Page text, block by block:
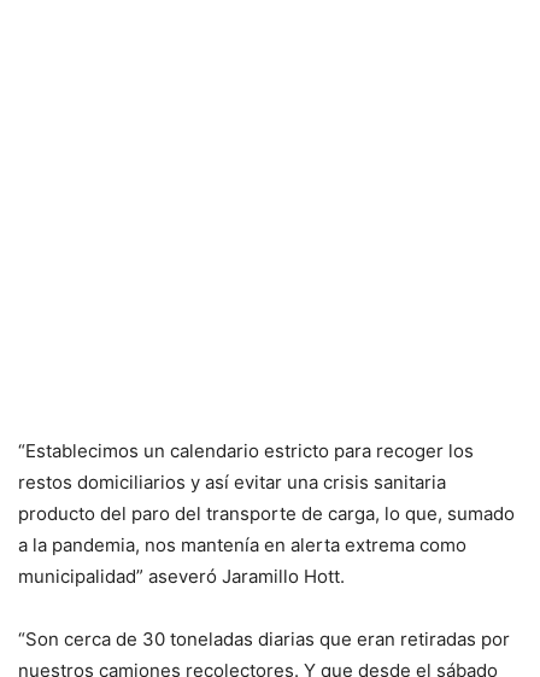
“Establecimos un calendario estricto para recoger los
restos domiciliarios y así evitar una crisis sanitaria
producto del paro del transporte de carga, lo que, sumado
a la pandemia, nos mantenía en alerta extrema como
municipalidad” aseveró Jaramillo Hott.
“Son cerca de 30 toneladas diarias que eran retiradas por
nuestros camiones recolectores. Y que desde el sábado